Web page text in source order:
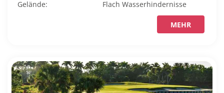
Gelände:
FlachWasserhindernisse
MEHR